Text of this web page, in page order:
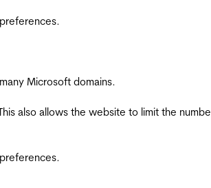
Microsoft domains.
also allows the website to limit the